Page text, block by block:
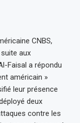
CNBS,
aux
Faisal a répondu
américain »
leur présence
deux
contre les